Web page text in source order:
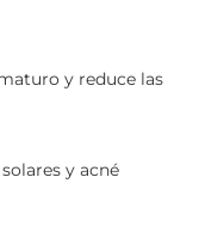
y reduce las
y acné